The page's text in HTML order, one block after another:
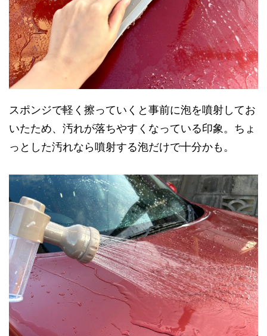
スポンジで軽く擦っていくと事前に泡を噴射してお
いたため、汚れが落ちやすくなっている印象。ちょ
っとした汚れなら噴射する泡だけで十分かも。